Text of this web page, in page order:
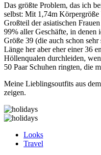
Das größte Problem, das ich
selbst: Mit 1,74m
Großteil der asiatischen
99% aller Geschäfte, in
Größe 39 (die auch schon
Länge her aber eher einer 36
Höllenqualen durchleiden,
50 Paar Schuhen ringten, die
Meine Lieblingsoutfits aus
zeigen.
Looks
Travel